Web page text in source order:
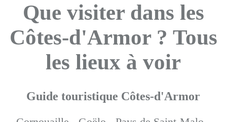
Que visiter dans les
Côtes-d'Armor ? Tous
les lieux à voir
Guide touristique Côtes-d'Armor